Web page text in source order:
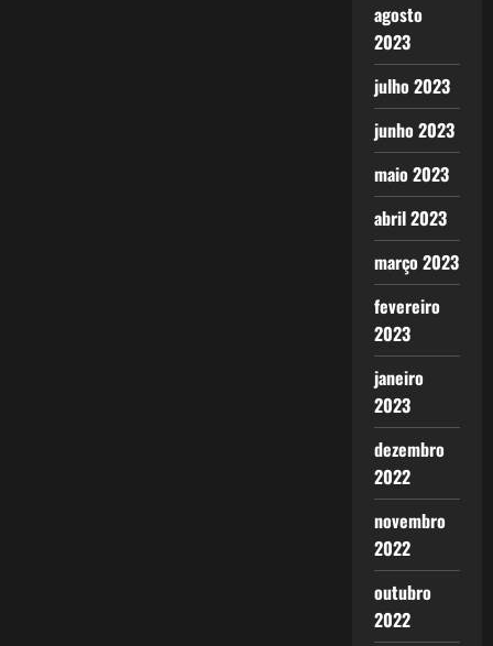
agosto
2023
julho 2023
junho 2023
maio 2023
abril 2023
março 2023
fevereiro
2023
janeiro
2023
dezembro
2022
novembro
2022
outubro
2022